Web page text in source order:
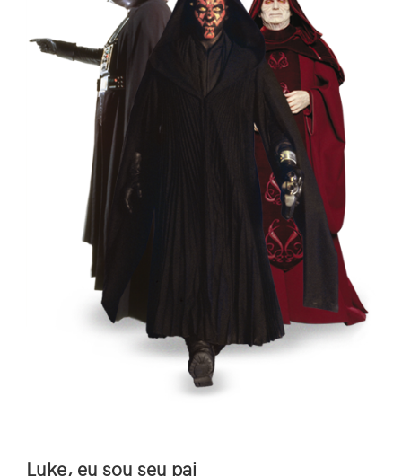
Luke, eu sou seu pai